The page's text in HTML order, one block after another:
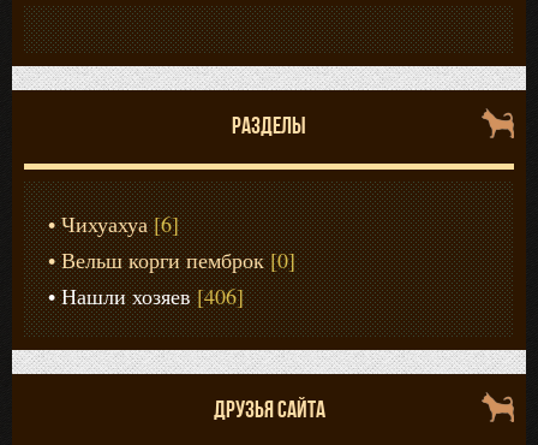
РАЗДЕЛЫ
Чихуахуа [6]
Вельш корги пемброк [0]
Нашли хозяев [406]
ДРУЗЬЯ САЙТА